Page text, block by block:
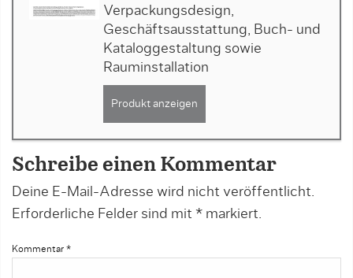
Verpackungsdesign,
Geschäftsausstattung, Buch- und
Kataloggestaltung sowie
Rauminstallation
Produkt anzeigen
Schreibe einen Kommentar
Deine E-Mail-Adresse wird nicht veröffentlicht.
Erforderliche Felder sind mit * markiert.
Kommentar *